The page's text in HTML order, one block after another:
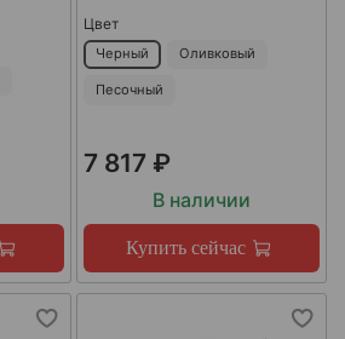
Цвет
Черный Оливковый
Песочный
7 817 ₽
В наличии
Купить сейчас